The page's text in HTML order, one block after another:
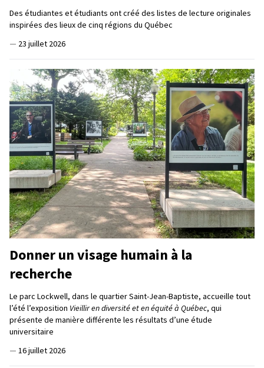
Des étudiantes et étudiants ont créé des listes de lecture originales
inspirées des lieux de cinq régions du Québec
— 23 juillet 2026
Donner un visage humain à la
recherche
Le parc Lockwell, dans le quartier Saint-Jean-Baptiste, accueille tout
l’été l’exposition Vieillir en diversité et en équité à Québec, qui
présente de manière différente les résultats d’une étude
universitaire
— 16 juillet 2026